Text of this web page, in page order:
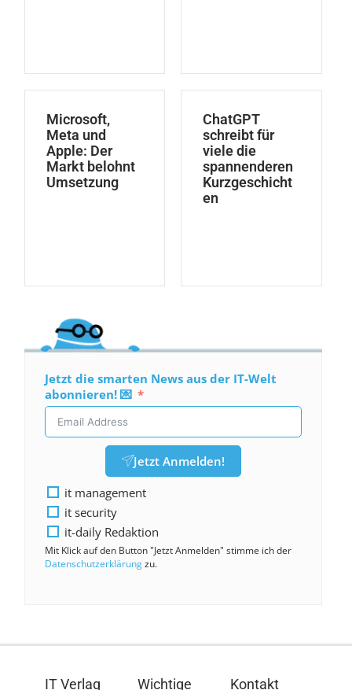
Microsoft,
Meta und
Apple: Der
Markt belohnt
Umsetzung
ChatGPT
schreibt für
viele die
spannenderen
Kurzgeschicht
en
Jetzt die smarten News aus der IT-Welt
abonnieren! 💌
Jetzt Anmelden!
it management
it security
it-daily Redaktion
Mit Klick auf den Button "Jetzt Anmelden" stimme ich der
Datenschutzerklärungzu.
IT Verlag
Wichtige
Kontakt